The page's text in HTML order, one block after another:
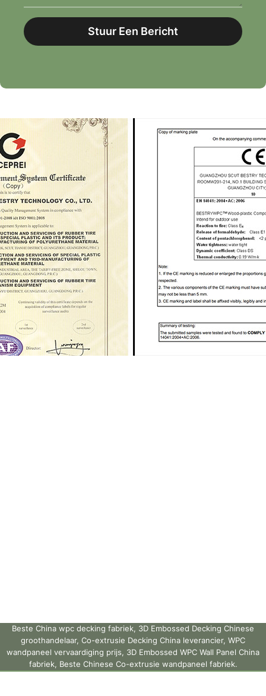
Stuur Een Bericht
Beste China wpc decking fabriek, 3D Embossed Decking Chinese
groothandelaar, Co-extrusie Decking China leverancier, WPC
wandpaneel vervaardiging prijs, 3D Embossed WPC Wall Panel China
fabriek, Beste Chinese Co-extrusie wandpaneel fabriek.